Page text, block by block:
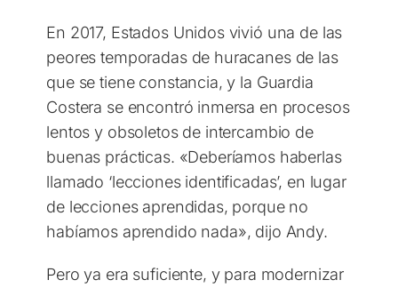
En 2017, Estados Unidos vivió una de las
peores temporadas de huracanes de las
que se tiene constancia, y la Guardia
Costera se encontró inmersa en procesos
lentos y obsoletos de intercambio de
buenas prácticas. «Deberíamos haberlas
llamado ‘lecciones identificadas’, en lugar
de lecciones aprendidas, porque no
habíamos aprendido nada», dijo Andy.
Pero ya era suficiente, y para modernizar